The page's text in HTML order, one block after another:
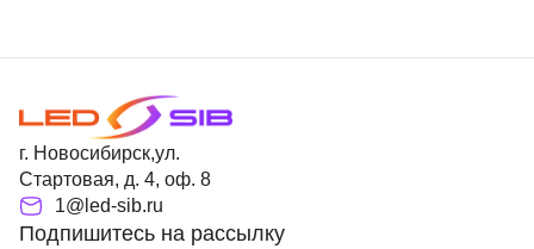
г. Новосибирск,ул.
Стартовая, д. 4, оф. 8
1@led-sib.ru
Подпишитесь на рассылку